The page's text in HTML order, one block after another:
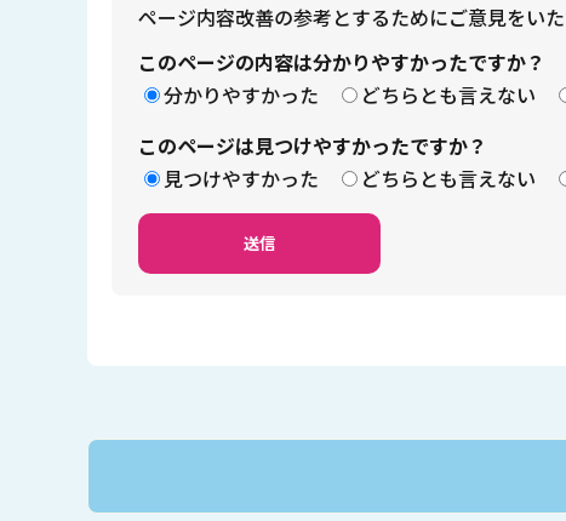
ページ内容改善の参考とするためにご意見をいた
このページの内容は分かりやすかったですか？
分かりやすかった
どちらとも言えない
このページは見つけやすかったですか？
見つけやすかった
どちらとも言えない